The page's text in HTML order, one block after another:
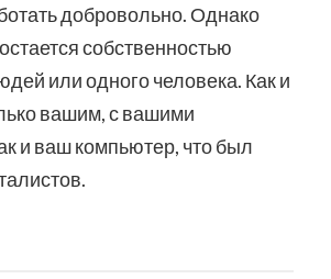
добровольно. Однако
собственностью
или одного человека. Как и
вашим, с вашими
и ваш компьютер, что был